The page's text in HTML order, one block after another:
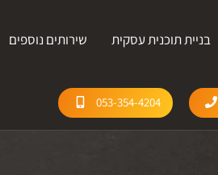
בניית תוכנית עסקית שירותים נוספים
053-354-4204